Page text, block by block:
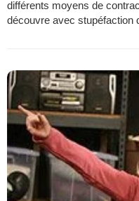
différents moyens de
découvre avec stupéfaction